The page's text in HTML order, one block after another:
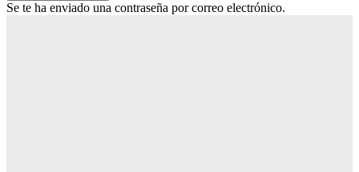
Se te ha enviado una contraseña por correo electrónico.